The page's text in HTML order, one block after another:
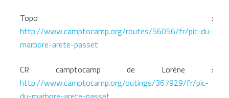
Topo :
http://www.camptocamp.org/routes/56056/fr/pic-du-
marbore-arete-passet
CR camptocamp de Lorène :
http://www.camptocamp.org/outings/367929/fr/pic-